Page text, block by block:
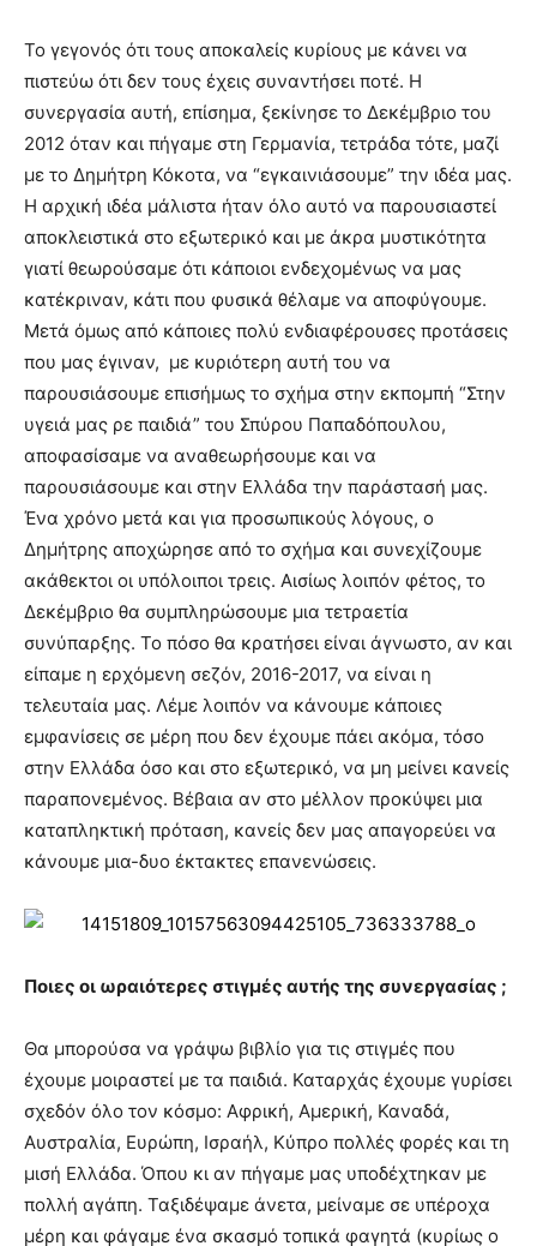
Το γεγονός ότι τους αποκαλείς κυρίους με κάνει να
πιστεύω ότι δεν τους έχεις συναντήσει ποτέ. Η
συνεργασία αυτή, επίσημα, ξεκίνησε το Δεκέμβριο του
2012 όταν και πήγαμε στη Γερμανία, τετράδα τότε, μαζί
με το Δημήτρη Κόκοτα, να “εγκαινιάσουμε” την ιδέα μας.
Η αρχική ιδέα μάλιστα ήταν όλο αυτό να παρουσιαστεί
αποκλειστικά στο εξωτερικό και με άκρα μυστικότητα
γιατί θεωρούσαμε ότι κάποιοι ενδεχομένως να μας
κατέκριναν, κάτι που φυσικά θέλαμε να αποφύγουμε.
Μετά όμως από κάποιες πολύ ενδιαφέρουσες προτάσεις
που μας έγιναν, με κυριότερη αυτή του να
παρουσιάσουμε επισήμως το σχήμα στην εκπομπή “Στην
υγειά μας ρε παιδιά” του Σπύρου Παπαδόπουλου,
αποφασίσαμε να αναθεωρήσουμε και να
παρουσιάσουμε και στην Ελλάδα την παράστασή μας.
Ένα χρόνο μετά και για προσωπικούς λόγους, ο
Δημήτρης αποχώρησε από το σχήμα και συνεχίζουμε
ακάθεκτοι οι υπόλοιποι τρεις. Αισίως λοιπόν φέτος, το
Δεκέμβριο θα συμπληρώσουμε μια τετραετία
συνύπαρξης. Το πόσο θα κρατήσει είναι άγνωστο, αν και
είπαμε η ερχόμενη σεζόν, 2016-2017, να είναι η
τελευταία μας. Λέμε λοιπόν να κάνουμε κάποιες
εμφανίσεις σε μέρη που δεν έχουμε πάει ακόμα, τόσο
στην Ελλάδα όσο και στο εξωτερικό, να μη μείνει κανείς
παραπονεμένος. Βέβαια αν στο μέλλον προκύψει μια
καταπληκτική πρόταση, κανείς δεν μας απαγορεύει να
κάνουμε μια-δυο έκτακτες επανενώσεις.
Ποιες οι ωραιότερες στιγμές αυτής της συνεργασίας ;
Θα μπορούσα να γράψω βιβλίο για τις στιγμές που
έχουμε μοιραστεί με τα παιδιά. Καταρχάς έχουμε γυρίσει
σχεδόν όλο τον κόσμο: Αφρική, Αμερική, Καναδά,
Αυστραλία, Ευρώπη, Ισραήλ, Κύπρο πολλές φορές και τη
μισή Ελλάδα. Όπου κι αν πήγαμε μας υποδέχτηκαν με
πολλή αγάπη. Ταξιδέψαμε άνετα, μείναμε σε υπέροχα
μέρη και φάγαμε ένα σκασμό τοπικά φαγητά (κυρίως ο